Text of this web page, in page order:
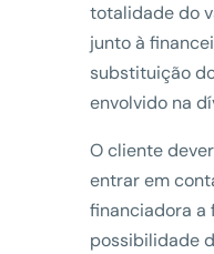
totalidade do
junto à
substituição
envolvido na
O cliente
entrar em
financiadora a
possibilidade